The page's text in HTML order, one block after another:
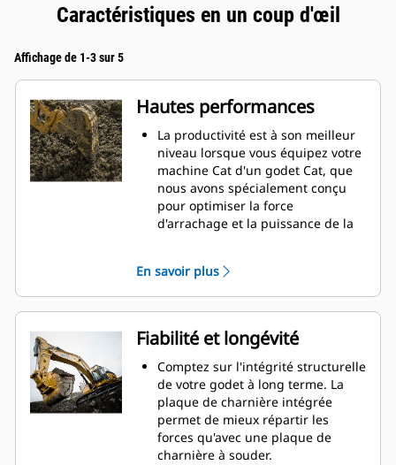
Caractéristiques en un coup d'œil
Affichage de 1-3 sur 5
Hautes performances
La productivité est à son meilleur
niveau lorsque vous équipez votre
machine Cat d'un godet Cat, que
nous avons spécialement conçu
pour optimiser la force
d'arrachage et la puissance de la
double améliore le flux des
matières dans le godet. Le
dégagement de talon accru
garantit que le fond du godet ne
frotte pas, ce qui réduit les coûts
d'entretien.
La consommation de carburant est
maximale lors de l'excavation. Les
godets Cat sont conçus pour
creuser dans les matériaux
rapidement afin d'améliorer
En savoir plus
Fiabilité et longévité
Comptez sur l'intégrité structurelle
de votre godet à long terme. La
plaque de charnière intégrée
permet de mieux répartir les
forces qu'avec une plaque de
charnière à souder.